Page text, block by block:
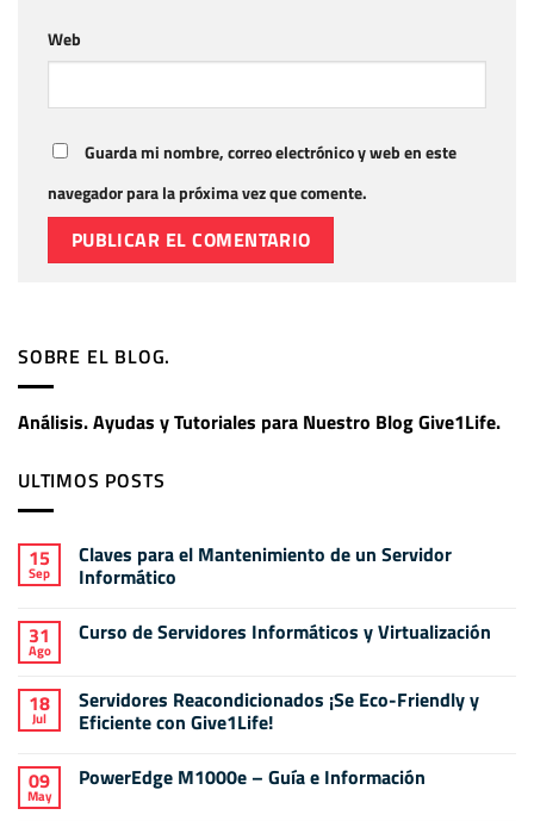
SOBRE EL BLOG.
Análisis. Ayudas y Tutoriales para Nuestro Blog Give1Life.
ULTIMOS POSTS
15
Sep
Claves para el Mantenimiento de un Servidor
Informático
comentarios
el
Mantenimiento
de
Informático
31
Ago
Curso de Servidores Informáticos y Virtualización
comentarios
en
Curso
de
y
Virtualización
18
Jul
Servidores Reacondicionados ¡Se Eco-Friendly y
Eficiente con Give1Life!
comentarios
09
May
PowerEdge M1000e – Guía e Información
Web
Guarda mi nombre, correo electrónico y web en este
navegador para la próxima vez que comente.